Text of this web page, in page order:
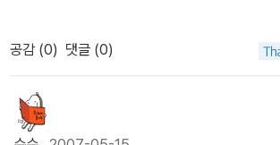
도해야겠다는 생각이 들었습니다. 다섯 번째 이
에 시달리기도 하시는 혼자 살아가는 할머니, 미
니의 모습일까? 생각하며 괜히 울적해졌습니다.
란 부모의 끝없는 내리 사랑이란 생각이 든다.
리는 외로운 노인의 모습은 이제 전화가 울리는
다. 혼자 사는 어머니에게 전화조차 자주 하지
날 눈물짓게 만든다. 자식이 뭔지 다른 것도 해드
전화하는 게 뭐 그리 힘들다고 전화도 자주 못하
는 어르신들의 이야기는 먼 이야기가 아닙니다.
에서 일어나고 있는 일들입니다.
음에 대해 잘 알려주는 글들이 많이 나와야 할 것
럭 할배 입 속에 악어가 산다’, ‘태진아 팬클럽 회
시집간대요’, ‘개구리 이마에도 뿔이 날까?’, ‘수
동화가 실려 있다. ‘버럭 할배 입 속에 악어가 산
버지의 쓸쓸함을 그린 동화다. 할아버지의 동네
공감 (0) 댓글 (0)